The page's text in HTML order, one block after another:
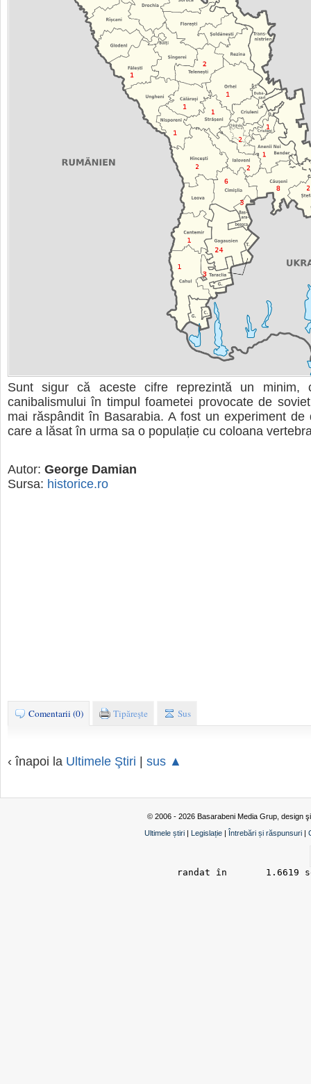
Sunt sigur că aceste cifre reprezintă un minim,
canibalismului în timpul foametei provocate de
mai răspândit în Basarabia. A fost un experiment de
care a lăsat în urma sa o populație cu coloana
Autor: George Damian
Sursa: historice.ro
Comentarii (0) Tipăreşte Sus
‹ înapoi la Ultimele Ştiri | sus ▲
© 2006 - 2026 Basarabeni Media Grup, design
Ultimele știri | Legislație | Întrebări și răspunsuri |
randat în